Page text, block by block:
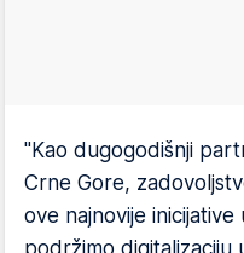
"Kao dugogodišnji
Crne Gore,
ove najnovije
podržimo digitalizaciju